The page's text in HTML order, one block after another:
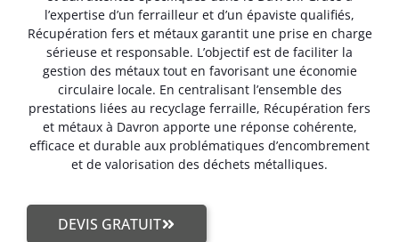
l’expertise d’un ferrailleur et d’un épaviste qualifiés,
Récupération fers et métaux garantit une prise en charge
sérieuse et responsable. L’objectif est de faciliter la
gestion des métaux tout en favorisant une économie
circulaire locale. En centralisant l’ensemble des
prestations liées au recyclage ferraille, Récupération fers
et métaux à Davron apporte une réponse cohérente,
efficace et durable aux problématiques d’encombrement
et de valorisation des déchets métalliques.
DEVIS GRATUIT